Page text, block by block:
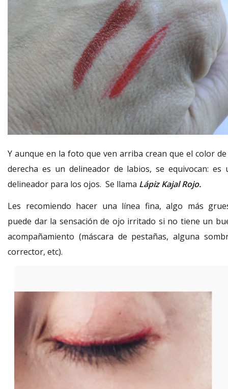
Y aunque en la foto que ven arriba crean que el color
derecha es un delineador de labios, se equivocan: es
delineador para los ojos. Se llama Lápiz Kajal Rojo.
Les recomiendo hacer una línea fina, algo más
puede dar la sensación de ojo irritado si no tiene un
acompañamiento (máscara de pestañas, alguna
corrector, etc).